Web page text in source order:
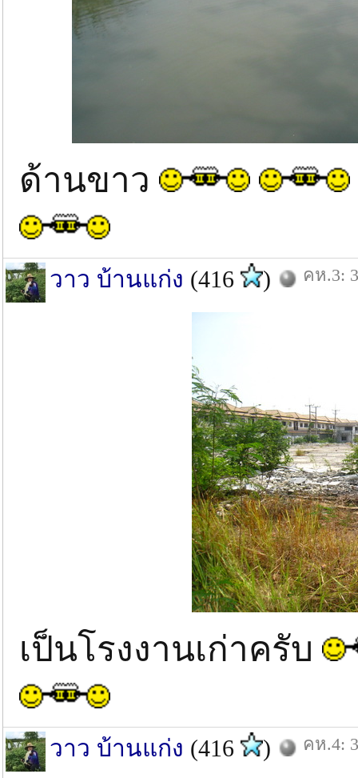
ด้านขาว
วาว บ้านแก่ง (416 ) คห.3:
เป็นโรงงานเก่าครับ
วาว บ้านแก่ง (416 ) คห.4: